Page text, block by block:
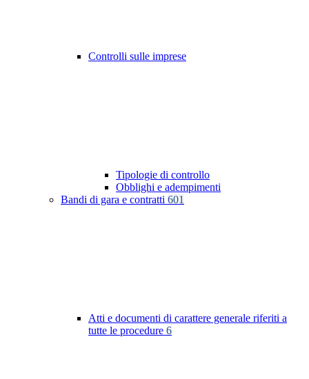
Controlli sulle imprese
Tipologie di controllo
Obblighi e adempimenti
Bandi di gara e contratti 601
Atti e documenti di carattere generale riferiti a
tutte le procedure 6